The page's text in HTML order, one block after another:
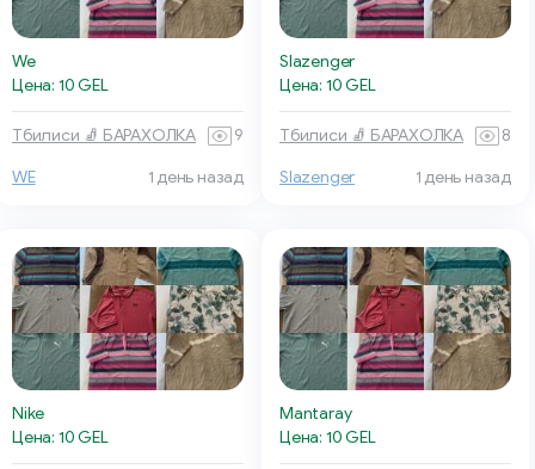
We
Цена: 10 GEL
Тбилиси 🧦 БАРАХОЛКА 9
WE 1 день назад
Slazenger
Цена: 10 GEL
Тбилиси 🧦 БАРАХОЛКА 8
Slazenger 1 день назад
Nike
Цена: 10 GEL
Mantaray
Цена: 10 GEL